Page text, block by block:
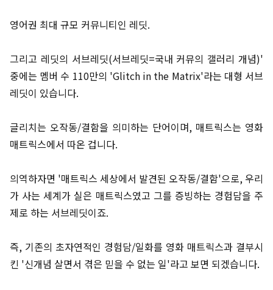
영어권 최대 규모 커뮤니티인 레딧.
그리고 레딧의 서브레딧(서브레딧=국내 커뮤의 갤러리 개념)'
중에는 멤버 수 110만의 'Glitch in the Matrix'라는 대형 서브
레딧이 있습니다.
글리치는 오작동/결함을 의미하는 단어이며, 매트릭스는 영화
매트릭스에서 따온 겁니다.
의역하자면 '매트릭스 세상에서 발견된 오작동/결함'으로, 우리
가 사는 세계가 실은 매트릭스였고 그를 증빙하는 경험담을 주
제로 하는 서브레딧이죠.
즉, 기존의 초자연적인 경험담/일화를 영화 매트릭스과 결부시
킨 '신개념 살면서 겪은 믿을 수 없는 일'라고 보면 되겠습니다.